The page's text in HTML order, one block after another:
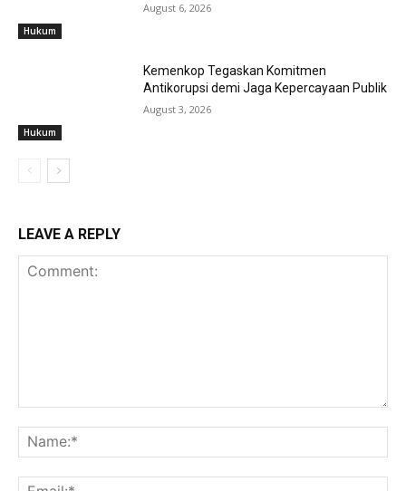
Hukum
August 6, 2026
Hukum
Kemenkop Tegaskan Komitmen
Antikorupsi demi Jaga Kepercayaan Publik
August 3, 2026
LEAVE A REPLY